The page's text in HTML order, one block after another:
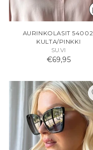
AURINKOLASIT 54002,
KULTA/PINKKI
SU.VI
€69,95